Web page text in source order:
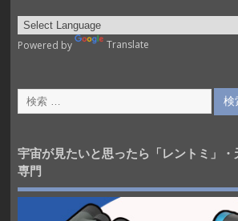
Powered by Translate
宇宙が見たいと思ったら「レントミ」
専門